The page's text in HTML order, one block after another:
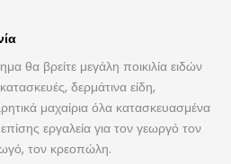
θα βρείτε μεγάλη ποικιλία ειδών
δερμάτινα είδη,
μαχαίρια όλα κατασκευασμένα
εργαλεία για τον γεωργό τον
τον κρεοπώλη.